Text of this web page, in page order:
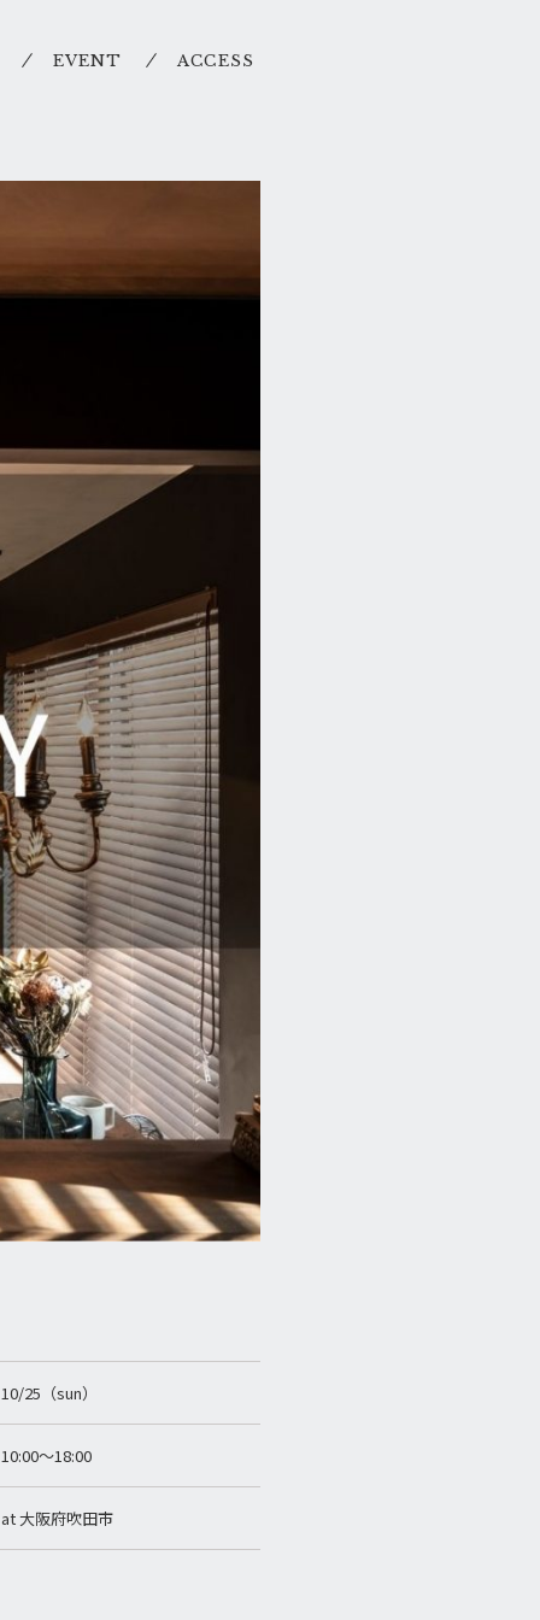
EVENT ACCESS
10/25（sun）
10:00〜18:00
at 大阪府吹田市